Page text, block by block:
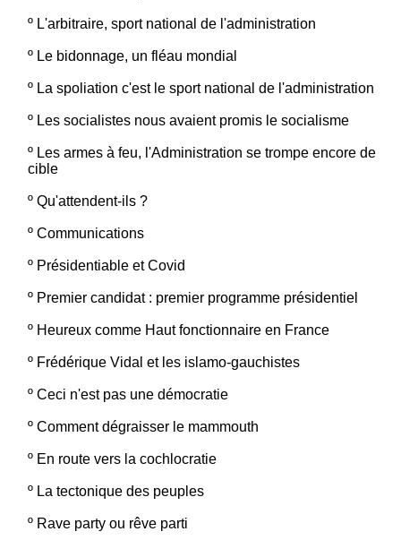
º L'arbitraire, sport national de l'administration
º Le bidonnage, un fléau mondial
º La spoliation c'est le sport national de l'administration
º Les socialistes nous avaient promis le socialisme
º Les armes à feu, l'Administration se trompe encore de
cible
º Qu'attendent-ils ?
º Communications
º Présidentiable et Covid
º Premier candidat : premier programme présidentiel
º Heureux comme Haut fonctionnaire en France
º Frédérique Vidal et les islamo-gauchistes
º Ceci n'est pas une démocratie
º Comment dégraisser le mammouth
º En route vers la cochlocratie
º La tectonique des peuples
º Rave party ou rêve parti